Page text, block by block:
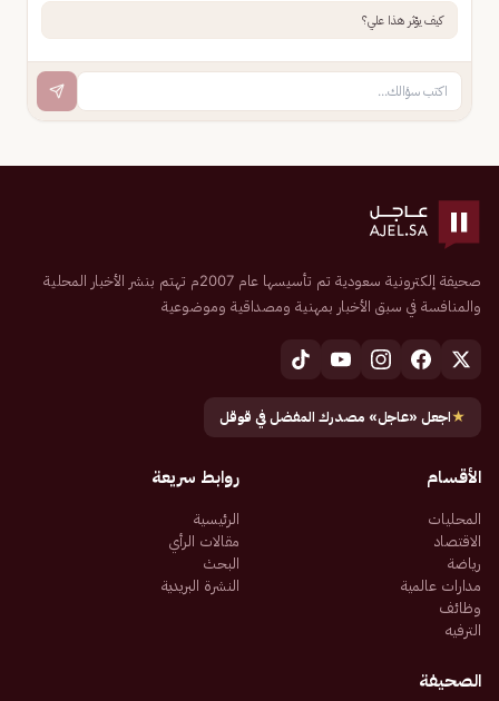
كيف يؤثر هذا علي؟
صحيفة إلكترونية سعودية تم تأسيسها عام 2007م تهتم بنشر الأخبار المحلية
والمنافسة في سبق الأخبار بمهنية ومصداقية وموضوعية
★اجعل «عاجل» مصدرك المفضل في قوقل
الأقسام
المحليات
الاقتصاد
رياضة
مدارات عالمية
وظائف
الترفيه
روابط سريعة
الرئيسية
مقالات الرأي
البحث
النشرة البريدية
الصحيفة